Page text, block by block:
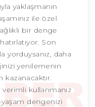
yaklaşmanın
ile özel
bir denge
Son
yorduysanız, daha
yenilemenin
kazanacaktır.
verimli kullanmanız
dengenizi